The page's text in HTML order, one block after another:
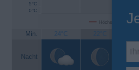
Höchsttemperatur
0°C
5°C
Min. 24°C 22°C
Nacht